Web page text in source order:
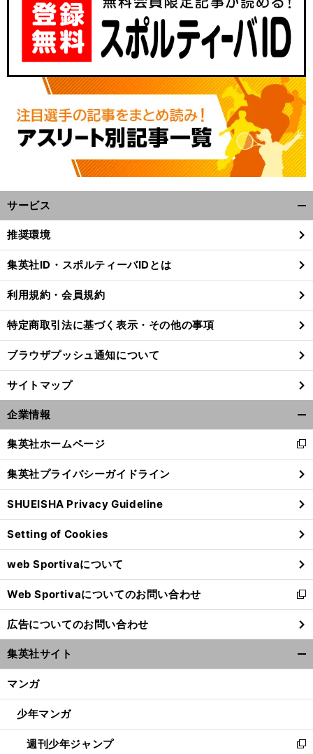
前
サービス
閉
る
推奨環境
集英社ID・スポルティーバIDとは
利用規約・会員規約
特定商取引法に基づく表示・その他の事項
ブラウザプッシュ通知について
サイトマップ
企業情報
閉
る
集英社ホームページ
新
し
い
ウ
ィ
ン
ド
ウ
で
開
く
集英社プライバシーガイドライン
SHUEISHA Privacy Guideline
Setting of Cookies
web Sportivaについて
Web Sportivaについてのお問い合わせ
新
し
い
ウ
ィ
ン
ウ
開
く
広告についてのお問い合わせ
集英社サイト
マンガ
少年マンガ
週刊少年ジャンプ
新